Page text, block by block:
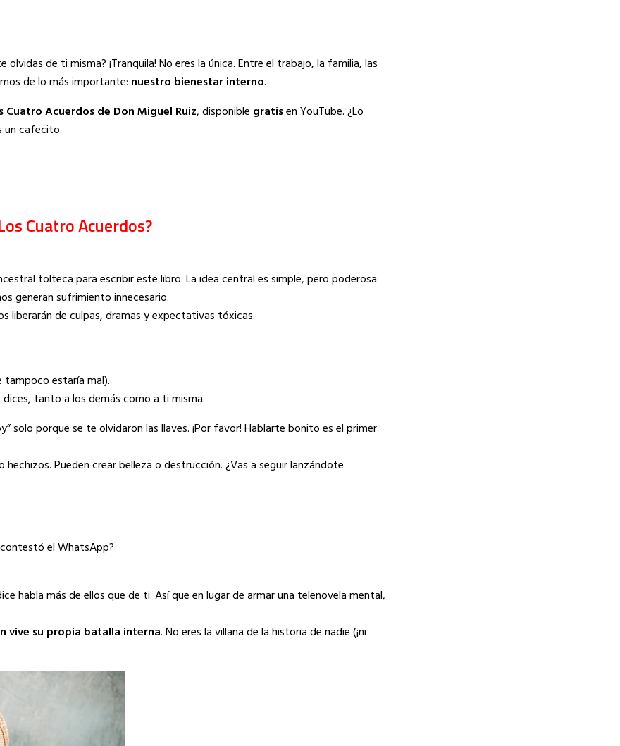
de ti misma? ¡Tranquila! No eres la única. Entre el trabajo, la familia, las
de lo más importante: nuestro bienestar interno.
Cuatro Acuerdos de Don Miguel Ruiz, disponible gratisen YouTube. ¿Lo
un cafecito.
Cuatro Acuerdos?
tolteca para escribir este libro. La idea central es simple, pero poderosa:
generan sufrimiento innecesario.
liberarán de culpas, dramas y expectativas tóxicas.
tampoco estaría mal).
tanto a los demás como a ti misma.
solo porque se te olvidaron las llaves. ¡Por favor! Hablarte bonito es el primer
Pueden crear belleza o destrucción. ¿Vas a seguir lanzándote
el WhatsApp?
habla más de ellos que de ti. Así que en lugar de armar una telenovela mental,
vive su propia batalla interna. No eres la villana de la historia de nadie (¡ni